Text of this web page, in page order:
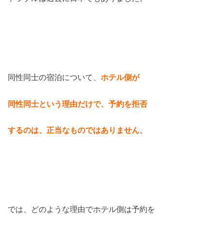
同性同士の宿泊について、ホテル側が
同性同士という理由だけで、予約を拒否
するのは、 正当なものではありません。
では、どのような理由でホテル側は予約を